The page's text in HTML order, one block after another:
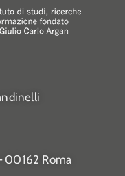
00162 Roma